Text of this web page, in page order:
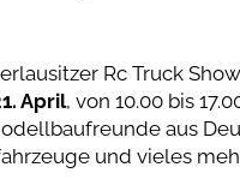
Rc Truck
April, von 10.00 bis
aus
und vieles